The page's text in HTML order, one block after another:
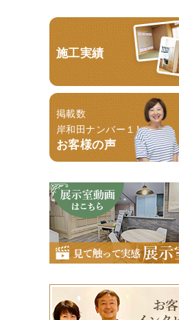
施工実績
掲載数
岸和田ナンバー１！
お客様の声